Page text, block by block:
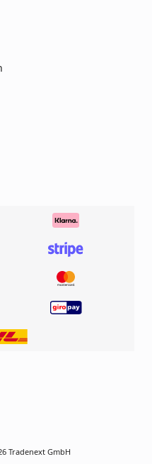
Tradenext GmbH